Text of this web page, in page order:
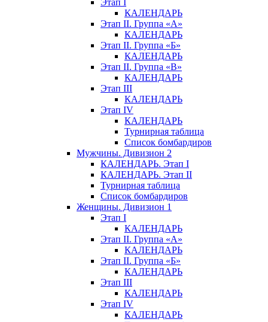
Этап I
КАЛЕНДАРЬ
Этап II. Группа «А»
КАЛЕНДАРЬ
Этап II. Группа «Б»
КАЛЕНДАРЬ
Этап II. Группа «В»
КАЛЕНДАРЬ
Этап III
КАЛЕНДАРЬ
Этап IV
КАЛЕНДАРЬ
Турнирная таблица
Список бомбардиров
Мужчины. Дивизион 2
КАЛЕНДАРЬ. Этап I
КАЛЕНДАРЬ. Этап II
Турнирная таблица
Список бомбардиров
Женщины. Дивизион 1
Этап I
КАЛЕНДАРЬ
Этап II. Группа «А»
КАЛЕНДАРЬ
Этап II. Группа «Б»
КАЛЕНДАРЬ
Этап III
КАЛЕНДАРЬ
Этап IV
КАЛЕНДАРЬ